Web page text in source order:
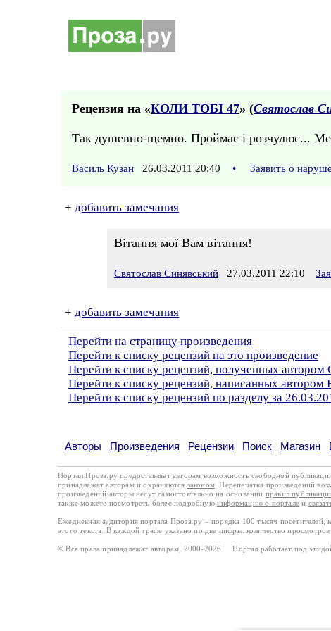
Рецензия на «КОЛИ ТОБI 47» (Святослав
Так душевно-щемно. Проймає і розчулює...
Василь Кузан 26.03.2011 20:40 • Заявить о
+ добавить замечания
Вітання мої Вам вітання!
Святослав Синявський 27.03.2011 22:10
+ добавить замечания
Перейти на страницу произведения
Перейти к списку рецензий на это произведение
Перейти к списку рецензий, полученных автором
Перейти к списку рецензий, написанных автором
Перейти к списку рецензий по разделу за
Авторы Произведения Рецензии Поиск Магазин
Портал Проза.ру предоставляет авторам возможность свободной
принадлежат авторам и охраняются законом . Перепечатка произведений
произведений авторы несут самостоятельно на основании правил
также можете посмотреть более подробную информацию о портале и
Ежедневная аудитория портала Проза.ру – порядка 100 тысяч
этого текста. В каждой графе указано по две цифры: количество просмотров
© Все права принадлежат авторам, 2000-2026 Портал работает под